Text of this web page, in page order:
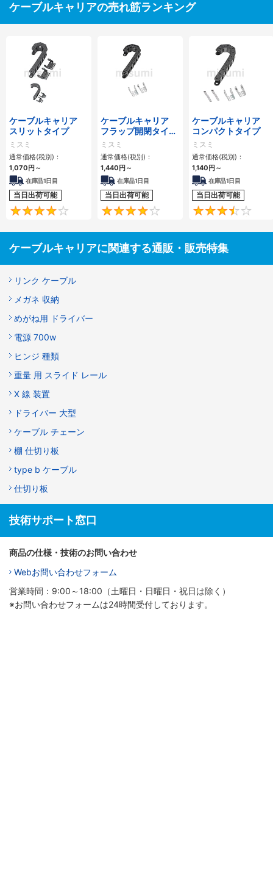
ケーブルキャリアの売れ筋ランキング
ケーブルキャリア
スリットタイプ
ミスミ
通常価格(税別)：
1,070 円 ～
在庫品1日目
当日出荷可能
4.1
ケーブルキャリア
フラップ開閉タイ
プ 本体＋取付金具
ミスミ
通常価格(税別)：
1,440 円 ～
在庫品1日目
当日出荷可能
4.2
ケーブルキャリア
コンパクトタイプ
ミスミ
通常価格(税別)：
1,140 円 ～
在庫品1日目
当日出荷可能
ケーブルキャリアに関連する通販・販売特集
リンク ケーブル
メガネ 収納
めがね用 ドライバー
電源 700w
ヒンジ 種類
重量 用 スライド レール
X 線 装置
ドライバー 大型
ケーブル チェーン
棚 仕切り板
type b ケーブル
仕切り板
技術サポート窓口
商品の仕様・技術のお問い合わせ
Webお問い合わせフォーム
営業時間：9:00～18:00（土曜日・日曜日・祝日は除く）
※お問い合わせフォームは24時間受付しております。